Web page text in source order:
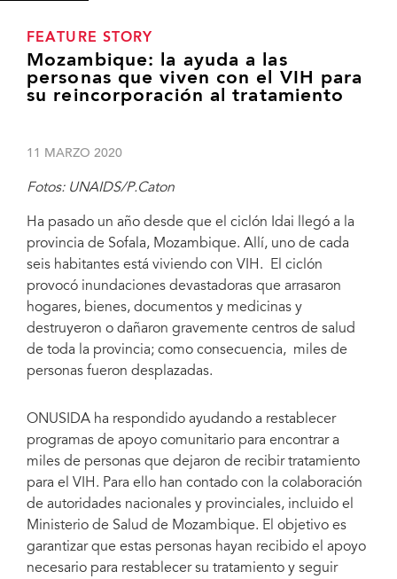
Foto: UNAIDS/P.Caton
FEATURE STORY
Mozambique: la ayuda a las
personas que viven con el VIH para
su reincorporación al tratamiento
11 MARZO 2020
Fotos: UNAIDS/P.Caton
Ha pasado un año desde que el ciclón Idai llegó a la
provincia de Sofala, Mozambique. Allí, uno de cada
seis habitantes está viviendo con VIH. El ciclón
provocó inundaciones devastadoras que arrasaron
hogares, bienes, documentos y medicinas y
destruyeron o dañaron gravemente centros de salud
de toda la provincia; como consecuencia, miles de
personas fueron desplazadas.
ONUSIDA ha respondido ayudando a restablecer
programas de apoyo comunitario para encontrar a
miles de personas que dejaron de recibir tratamiento
para el VIH. Para ello han contado con la colaboración
de autoridades nacionales y provinciales, incluido el
Ministerio de Salud de Mozambique. El objetivo es
garantizar que estas personas hayan recibido el apoyo
necesario para restablecer su tratamiento y seguir